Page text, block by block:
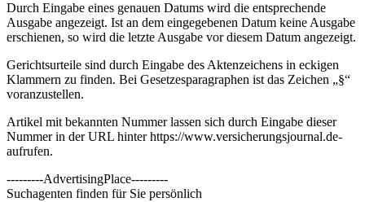
Durch Eingabe eines genauen Datums wird die entsprechende
Ausgabe angezeigt. Ist an dem eingegebenen Datum keine Ausgabe
erschienen, so wird die letzte Ausgabe vor diesem Datum angezeigt.
Gerichtsurteile sind durch Eingabe des Aktenzeichens in eckigen
Klammern zu finden. Bei Gesetzesparagraphen ist das Zeichen „§“
voranzustellen.
Artikel mit bekannten Nummer lassen sich durch Eingabe dieser
Nummer in der URL hinter https://www.versicherungsjournal.de-
aufrufen.
---------AdvertisingPlace---------
Suchagenten finden für Sie persönlich